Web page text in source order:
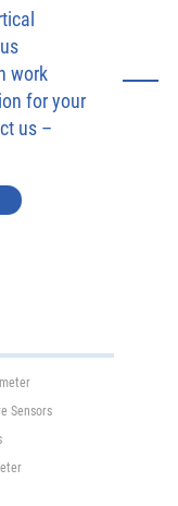
work
for your
us –
Sensors